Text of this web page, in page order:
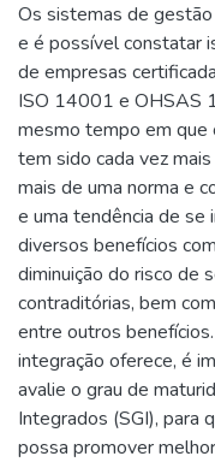
Os sistemas de
e é possível constatar
de empresas
ISO 14001 e OHSAS
mesmo tempo em que
tem sido cada vez
mais de uma norma e
e uma tendência de
diversos benefícios
diminuição do risco de
contraditórias, bem
entre outros
integração oferece, é
avalie o grau de
Integrados (SGI), para
possa promover